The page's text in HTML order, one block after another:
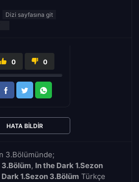
3.Bölümünde;
3.Bölüm, In the Dark 1.Sezon
Dark 1.Sezon 3.Bölüm Türkçe
0 0
HATA BILDIR